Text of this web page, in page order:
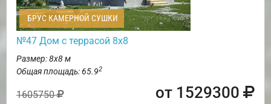
БРУС КАМЕРНОЙ СУШКИ
№47 Дом с террасой 8х8
Размер: 8х8 м
Общая площадь: 65.92
1605750 от 1529300